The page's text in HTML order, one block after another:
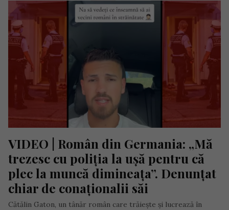
VIDEO | Român din Germania: „Mă
trezesc cu poliția la ușă pentru că
plec la muncă dimineața”. Denunțat
chiar de conaționalii săi
Cătălin Gaton, un tânăr român care trăiește și lucrează în